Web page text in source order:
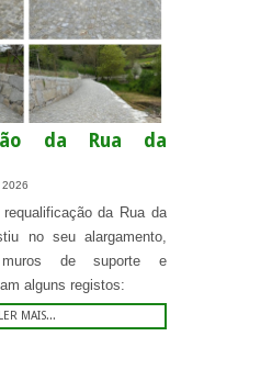
da Rua da
2026
da Rua da
no seu alargamento,
de suporte e
alguns registos:
LER MAIS...